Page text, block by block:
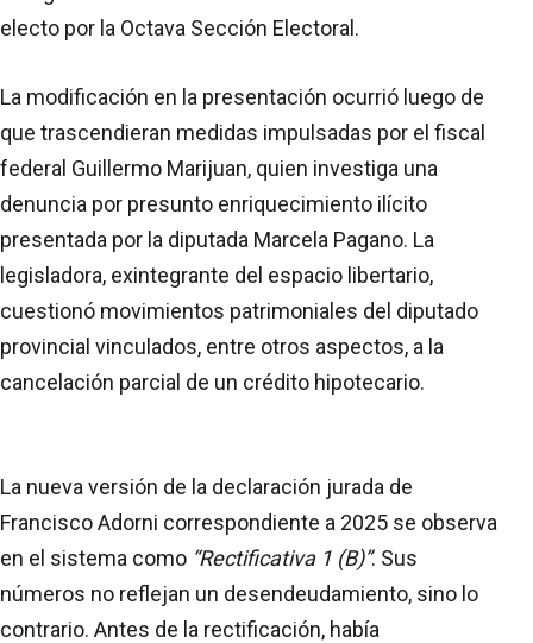
electo por la Octava Sección Electoral.
La modificación en la presentación ocurrió luego de
que trascendieran medidas impulsadas por el fiscal
federal Guillermo Marijuan, quien investiga una
denuncia por presunto enriquecimiento ilícito
presentada por la diputada Marcela Pagano. La
legisladora, exintegrante del espacio libertario,
cuestionó movimientos patrimoniales del diputado
provincial vinculados, entre otros aspectos, a la
cancelación parcial de un crédito hipotecario.
La nueva versión de la declaración jurada de
Francisco Adorni correspondiente a 2025 se observa
en el sistema como “Rectificativa 1 (B)”. Sus
números no reflejan un desendeudamiento, sino lo
contrario. Antes de la rectificación, había